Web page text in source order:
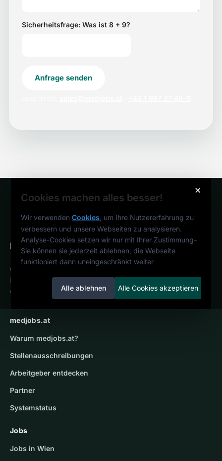
Sicherheitsfrage: Was ist 8 + 9?
Anfrage senden
×
Cookies machen alles besser!
Wir verwenden Cookies , um Ihre Nutzererfahrung zu
verbessern und unsere Webseiten zu analysieren.
Analyse-Cookies setzen wir nur mit Ihrer Zustimmung–
Sie können sie jederzeit ablehnen, die Webseite
funktioniert dann uneingeschränkt weiter
Alle ablehnen Alle Cookies akzeptieren
Österreichs medizinisches
Karriereportal.Ein Service der
candidatis GmbH.
medjobs.at
Warum medjobs.at?
Stellenausschreibungen
Arbeitgeber entdecken
Partner
Systemstatus
Jobs
Jobs in Wien